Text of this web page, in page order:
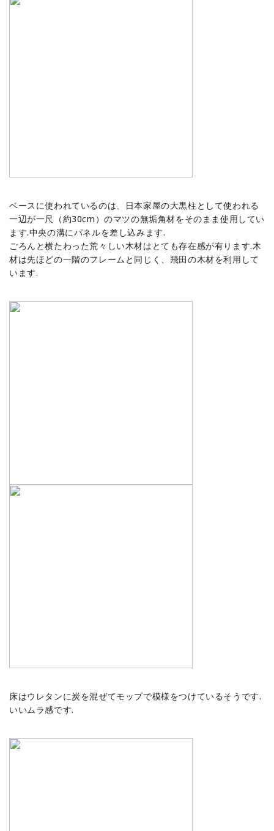
ベースに使われているのは、日本家屋の大黒柱として使われる
一辺が一尺（約30cm）のマツの無垢角材をそのまま使用してい
ます.中央の溝にパネルを差し込みます.
ごろんと横たわった荒々しい木材はとても存在感が有ります.木
材は先ほどの一階のフレームと同じく、飛田の木材を利用して
います.
床はウレタンに炭を混ぜてモップで模様をつけているそうです.
いいムラ感です.